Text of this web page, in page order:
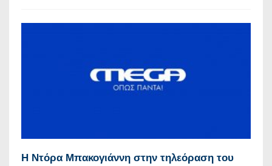
Η Ντόρα Μπακογιάννη στην τηλεόραση του